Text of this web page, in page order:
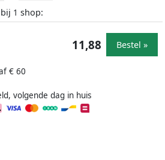
bij 1 shop:
€ 60
volgende dag in huis
11,88 Bestel »